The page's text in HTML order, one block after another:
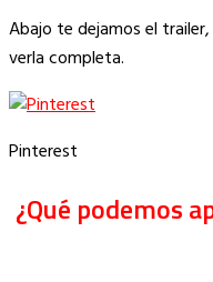
Abajo te dejamos el
verla completa.
Pinterest
¿Qué podemos